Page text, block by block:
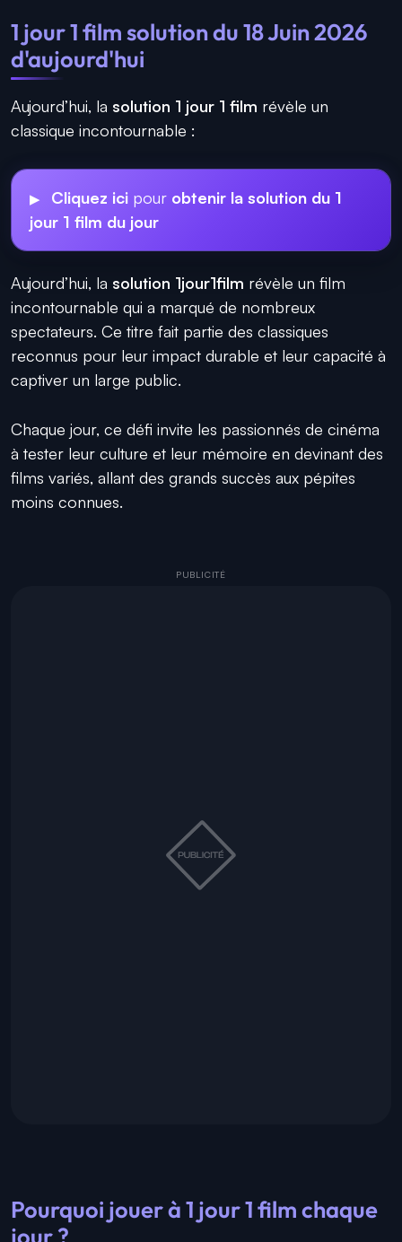
1 jour 1 film solution du 18 Juin 2026
d'aujourd'hui
Aujourd’hui, la solution 1 jour 1 film révèle un
classique incontournable :
Cliquez ici pour obtenir la solution du 1
jour 1 film du jour
Aujourd’hui, la solution 1jour1film révèle un film
incontournable qui a marqué de nombreux
spectateurs. Ce titre fait partie des classiques
reconnus pour leur impact durable et leur capacité à
captiver un large public.
Chaque jour, ce défi invite les passionnés de cinéma
à tester leur culture et leur mémoire en devinant des
films variés, allant des grands succès aux pépites
moins connues.
Pourquoi jouer à 1 jour 1 film chaque